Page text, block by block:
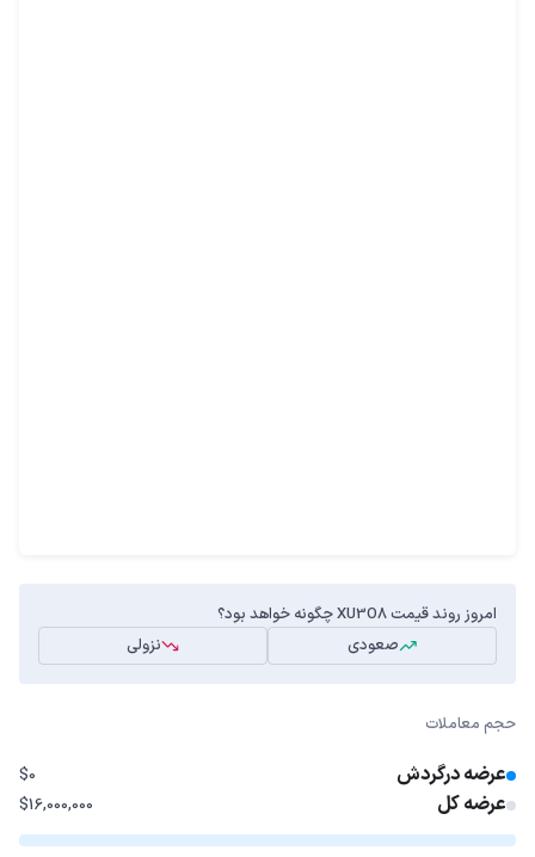
امروز روند قیمت XU3O8 چگونه خواهد بود؟
صعودی
نزولی
حجم معاملات
عرضه درگردش $0
عرضه کل $16,000,000